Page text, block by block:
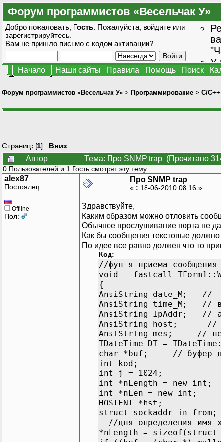
Форум программистов «Весельчак У»
Добро пожаловать, Гость. Пожалуйста, войдите или
зарегистрируйтесь.
Вам не пришло письмо с кодом активации?
У
Начало Наши сайты Правила Помощь Поиск
Форум программистов «Весельчак У» > Программирование > C/C++
Страниц: [1] Вниз
Автор
Тема: Про SNMP trap (Прочитано
0 Пользователей и 1 Гость смотрят эту тему.
alex87
Постоялец
Offline
Пол:
Про SNMP trap
« : 18-06-2010 08:16 »
Здравствуйте,
Каким образом можно отловить
Обычное прослушивание порта не
Как бы сообщения текстовые должно
По идее все равно должен что то
Код:
//фун-я приема сообщения
void __fastcall
{
AnsiString date_M; //
AnsiString time_M; //
AnsiString IpAddr; //
AnsiString host; //
AnsiString mes; //
TDateTime DT =
char *buf; // буфер для
int kod;
int j = 1024;
int *nLength = new int;
int *nLen = new int;
HOSTENT *hst;
struct sockaddr_in from;
//для определения имя
*nLength = sizeof(struct